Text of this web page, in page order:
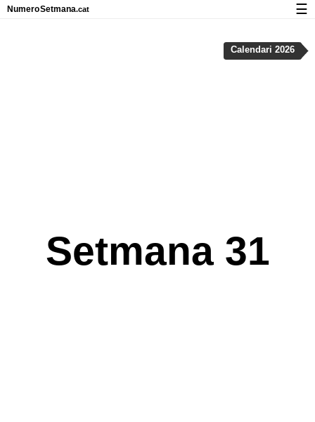
Setmana 31
Calendari 2026
NumeroSetmana.cat ☰